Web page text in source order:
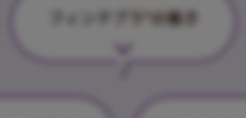
フィンテプラ の働き